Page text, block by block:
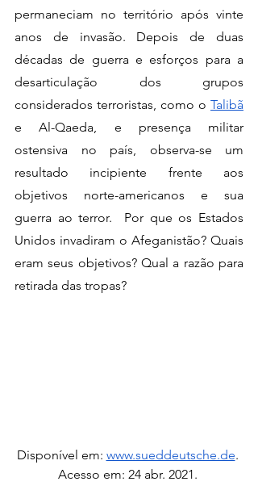
permaneciam no território após vinte
anos de invasão. Depois de duas
décadas de guerra e esforços para a
desarticulação dos grupos
considerados terroristas, como o Talibã
e Al-Qaeda, e presença militar
ostensiva no país, observa-se um
resultado incipiente frente aos
objetivos norte-americanos e sua
guerra ao terror.  Por que os Estados
Unidos invadiram o Afeganistão? Quais
eram seus objetivos? Qual a razão para
retirada das tropas?
Disponível em: www.sueddeutsche.de.
Acesso em: 24 abr. 2021.